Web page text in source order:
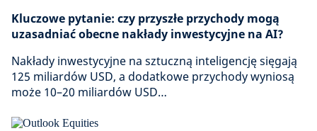
Kluczowe pytanie: czy przyszłe przychody mogą
uzasadniać obecne nakłady inwestycyjne na AI?
Nakłady inwestycyjne na sztuczną inteligencję sięgają
125 miliardów USD, a dodatkowe przychody wyniosą
może 10–20 miliardów USD…